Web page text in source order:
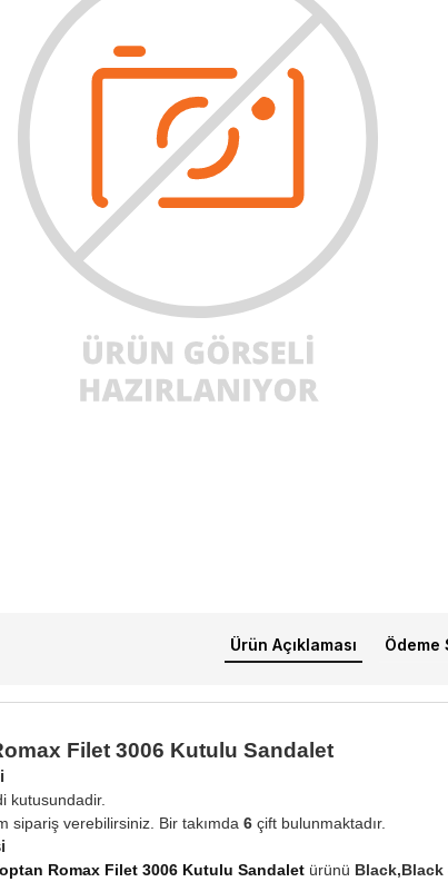
Ürün Açıklaması Ödeme
Filet 3006 Kutulu Sandalet
kutusundadir.
sipariş verebilirsiniz. Bir takımda 6 çift bulunmaktadır.
Romax Filet 3006 Kutulu Sandalet ürünü Black,Black